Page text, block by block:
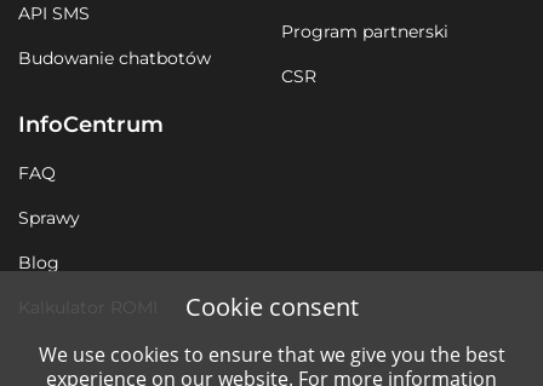
API SMS
Budowanie chatbotów
Program partnerski
CSR
InfoCentrum
FAQ
Sprawy
Blog
Cookie consent
We use cookies to ensure that we give you the best
experience on our website. For more information